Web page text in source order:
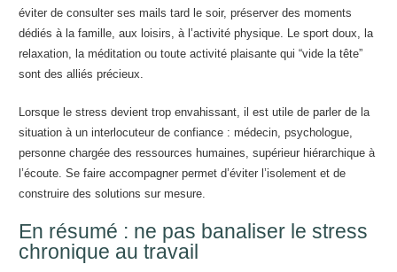
éviter de consulter ses mails tard le soir, préserver des moments
dédiés à la famille, aux loisirs, à l’activité physique. Le sport doux, la
relaxation, la méditation ou toute activité plaisante qui “vide la tête”
sont des alliés précieux.
Lorsque le stress devient trop envahissant, il est utile de parler de la
situation à un interlocuteur de confiance : médecin, psychologue,
personne chargée des ressources humaines, supérieur hiérarchique à
l’écoute. Se faire accompagner permet d’éviter l’isolement et de
construire des solutions sur mesure.
En résumé : ne pas banaliser le stress
chronique au travail